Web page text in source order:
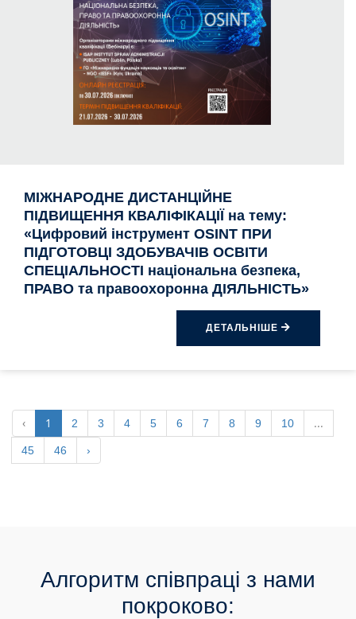
МІЖНАРОДНЕ ДИСТАНЦІЙНЕ
ПІДВИЩЕННЯ КВАЛІФІКАЦІЇ на тему:
«Цифровий інструмент OSINT ПРИ
ПІДГОТОВЦІ ЗДОБУВАЧІВ ОСВІТИ
СПЕЦІАЛЬНОСТІ національна безпека,
ПРАВО та правоохоронна ДІЯЛЬНІСТЬ»
ДЕТАЛЬНІШЕ
‹ 1 2 3 4 5 6 7 8 9 10 ...
45 46 ›
Алгоритм співпраці з нами
покроково: